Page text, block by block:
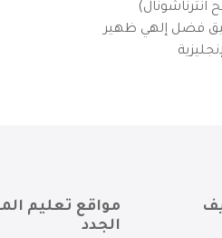
انترناشونال)
فضل إلهي ظهير
مواقع تعليم
الجدد